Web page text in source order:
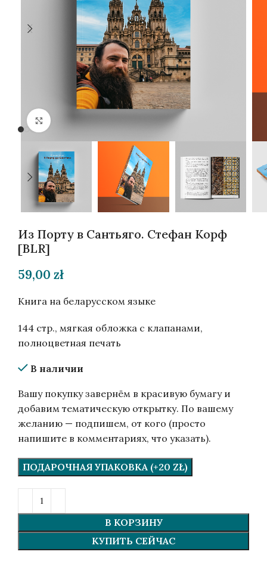
Нажмите, чтобы увеличить
Из Порту в Сантьяго. Стефан Корф
[BLR]
59,00 zł
Книга на беларусском языке
144 стр., мягкая обложка с клапанами,
полноцветная печать
В наличии
Вашу покупку завернём в красивую бумагу и
добавим тематическую открытку. По вашему
желанию — подпишем, от кого (просто
напишите в комментариях, что указать).
ПОДАРОЧНАЯ УПАКОВКА (+20 ZŁ)
В КОРЗИНУ
КУПИТЬ СЕЙЧАС